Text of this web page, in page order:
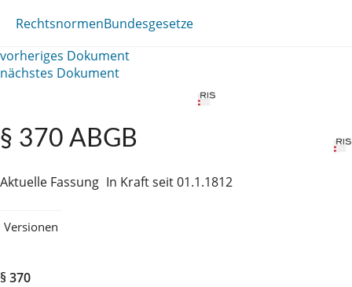
RechtsnormenBundesgesetze
vorheriges Dokument
nächstes Dokument
§ 370 ABGB
Aktuelle Fassung In Kraft seit 01.1.1812
Versionen
§ 370